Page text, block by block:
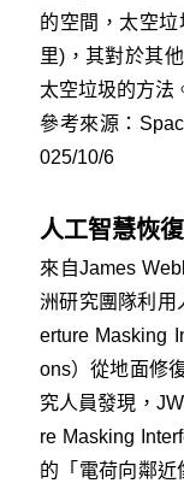
的空間，太空
里)，其對於其
太空垃圾的方法
參考來源：
025/10/6
人工智慧恢
來自James
洲研究團隊利用
erture Masking
ons）從地面修
究人員發現，
re Masking
的「電荷向鄰近